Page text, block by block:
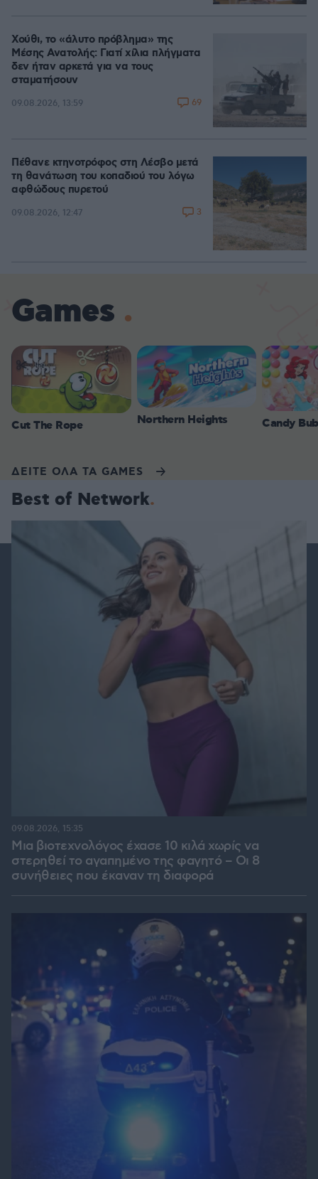
Χούθι, το «άλυτο πρόβλημα» της
Μέσης Ανατολής: Γιατί χίλια πλήγματα
δεν ήταν αρκετά για να τους
σταματήσουν
09.08.2026, 13:59 69
Πέθανε κτηνοτρόφος στη Λέσβο μετά
τη θανάτωση του κοπαδιού του λόγω
αφθώδους πυρετού
09.08.2026, 12:47 3
Games
Cut The Rope Northern Heights Candy
ΔΕΙΤΕ ΟΛΑ ΤΑ GAMES
Best of Network
Μια βιοτεχνολόγος έχασε 10 κιλά χωρίς να
στερηθεί το αγαπημένο της φαγητό – Οι 8
συνήθειες που έκαναν τη διαφορά
09.08.2026, 15:35